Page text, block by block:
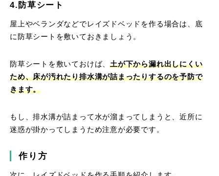
4.防草シート
屋上やベランダなどでレイズドベッドを作る場合は、底
に防草シートを敷いておきましょう。
防草シートを敷いておけば、土が下から漏れ出しにくい
ため、床が汚れたり排水溝が詰まったりするのを予防で
きます。
もし、排水溝が詰まって水が溜まってしまうと、近所に
迷惑が掛かってしまうため注意が必要です。
作り方